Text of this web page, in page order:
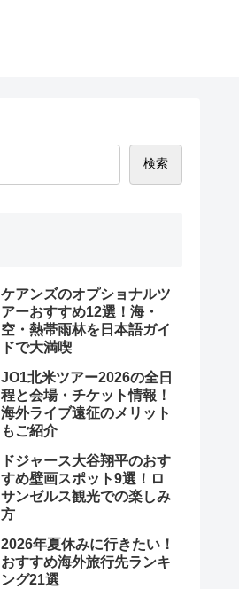
検索
ケアンズのオプショナルツ
アーおすすめ12選！海・
空・熱帯雨林を日本語ガイ
ドで大満喫
JO1北米ツアー2026の全日
程と会場・チケット情報！
海外ライブ遠征のメリット
もご紹介
ドジャース大谷翔平のおす
すめ壁画スポット9選！ロ
サンゼルス観光での楽しみ
方
2026年夏休みに行きたい！
おすすめ海外旅行先ランキ
ング21選